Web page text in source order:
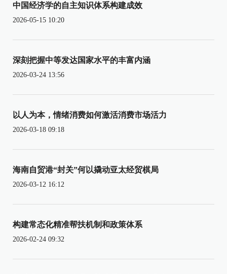
中国经济学的自主知识体系构建成效
2026-05-15 10:20
深刻把握中等发达国家水平的丰富内涵
2026-03-24 13:56
以人为本，情绪消费如何激活消费市场活力
2026-03-18 09:18
海南自贸港“封关”何以撬动亚太经贸棋局
2026-03-12 16:12
构建常态化精准帮扶机制和政策体系
2026-02-24 09:32